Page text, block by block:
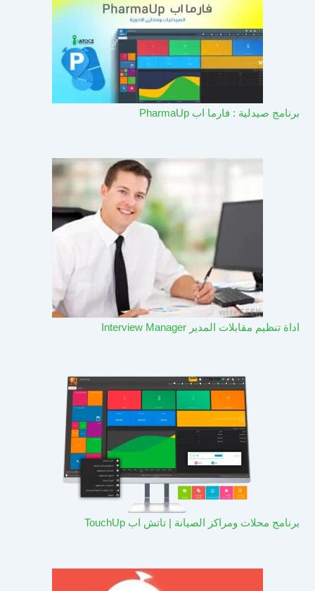
برنامج صيدلية : فارما اب PharmaUp​
اداة تنظيم مقابلات المدير Interview Manager
برنامج محلات ومراكز الصيانة | تاتش اب TouchUp